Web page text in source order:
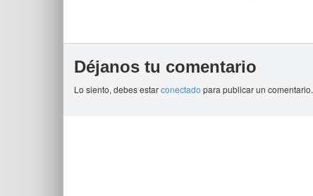
Déjanos tu comentario
Lo siento, debes estarconectado para publicar un comentario.